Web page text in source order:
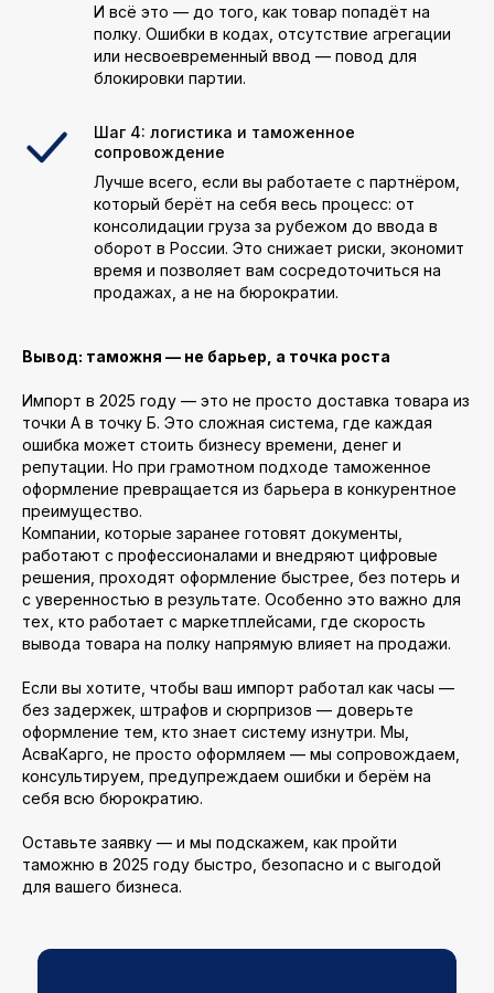
И всё это — до того, как товар попадёт на
полку. Ошибки в кодах, отсутствие агрегации
или несвоевременный ввод — повод для
блокировки партии.
Шаг 4: логистика и таможенное
сопровождение
Лучше всего, если вы работаете с партнёром,
который берёт на себя весь процесс: от
консолидации груза за рубежом до ввода в
оборот в России. Это снижает риски, экономит
время и позволяет вам сосредоточиться на
продажах, а не на бюрократии.
Вывод: таможня — не барьер, а точка роста
Импорт в 2025 году — это не просто доставка товара из
точки А в точку Б. Это сложная система, где каждая
ошибка может стоить бизнесу времени, денег и
репутации. Но при грамотном подходе таможенное
оформление превращается из барьера в конкурентное
преимущество.
Компании, которые заранее готовят документы,
работают с профессионалами и внедряют цифровые
решения, проходят оформление быстрее, без потерь и
с уверенностью в результате. Особенно это важно для
тех, кто работает с маркетплейсами, где скорость
вывода товара на полку напрямую влияет на продажи.
Если вы хотите, чтобы ваш импорт работал как часы —
без задержек, штрафов и сюрпризов — доверьте
оформление тем, кто знает систему изнутри. Мы,
АсваКарго, не просто оформляем — мы сопровождаем,
консультируем, предупреждаем ошибки и берём на
себя всю бюрократию.
Оставьте заявку — и мы подскажем, как пройти
таможню в 2025 году быстро, безопасно и с выгодой
для вашего бизнеса.